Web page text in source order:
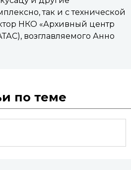
так и с технической
НКО «Архивный центр
возглавляемого Анно
по теме